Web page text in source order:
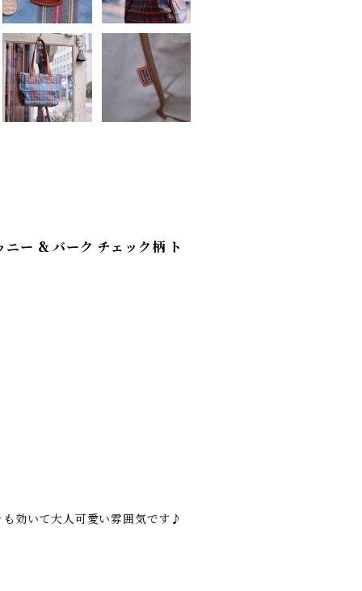
& バーク チェック柄 ト
効いて大人可愛い雰囲気です♪